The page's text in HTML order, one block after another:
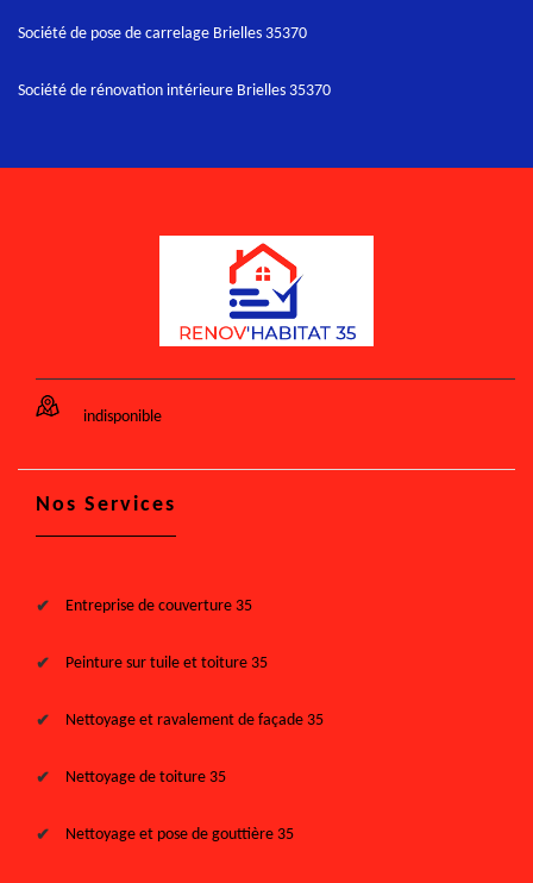
Société de pose de carrelage Brielles 35370
Société de rénovation intérieure Brielles 35370
indisponible
Nos Services
Entreprise de couverture 35
Peinture sur tuile et toiture 35
Nettoyage et ravalement de façade 35
Nettoyage de toiture 35
Nettoyage et pose de gouttière 35